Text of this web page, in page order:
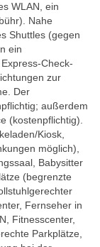
WLAN, ein
Nahe
Shuttles (gegen
ein
Check-
zur
Der
außerdem
(kostenpflichtig).
Kiosk,
möglich),
Babysitter
(begrenzte
Fernseher in
Fitnesscenter,
Parkplätze,